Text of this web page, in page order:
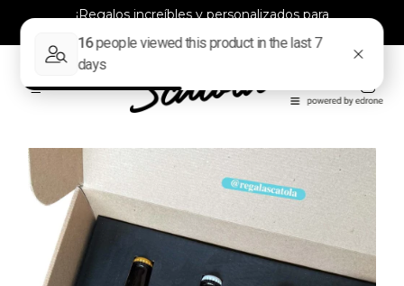
¡Regalos increíbles y personalizados para